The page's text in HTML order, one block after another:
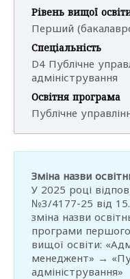
Рівень вищої
Перший
Спеціальність
D4 Публічне
адміністрування
Освітня програма
Публічне
Зміна назви
У 2025 році
№3/4177-25 від
зміна назви
програми першого
вищої освіти:
менеджент» →
адміністрування»